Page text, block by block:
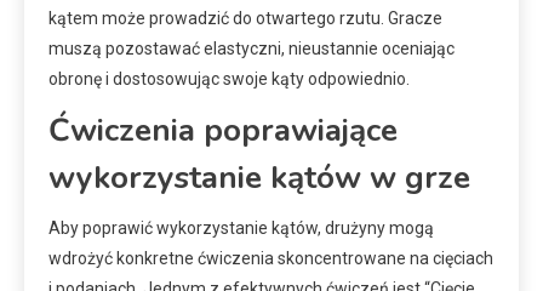
kątem może prowadzić do otwartego rzutu. Gracze
muszą pozostawać elastyczni, nieustannie oceniając
obronę i dostosowując swoje kąty odpowiednio.
Ćwiczenia poprawiające
wykorzystanie kątów w grze
Aby poprawić wykorzystanie kątów, drużyny mogą
wdrożyć konkretne ćwiczenia skoncentrowane na cięciach